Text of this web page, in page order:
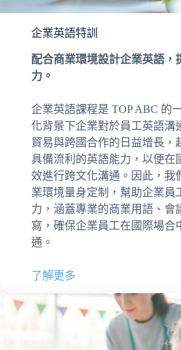
企業英語特訓
配合商業環境設計企業英語，
力。
企業英語課程是 TOP ABC 的
化背景下企業對於員工英語溝
貿易與跨國合作的日益增長，
具備流利的英語能力，以便在
效進行跨文化溝通。因此，我
業環境量身定制，幫助企業員
力，涵蓋專業的商業用語、會
寫，確保企業員工在國際場合
通。
了解更多